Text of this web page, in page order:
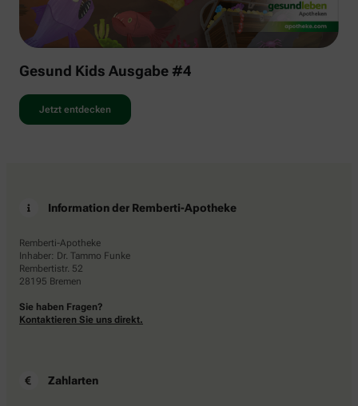
Gesund Kids Ausgabe #4
Jetzt entdecken
Information der Remberti-Apotheke
Remberti-Apotheke
Inhaber: Dr. Tammo Funke
Rembertistr. 52
28195 Bremen
Sie haben Fragen?
Kontaktieren Sie uns direkt.
Zahlarten